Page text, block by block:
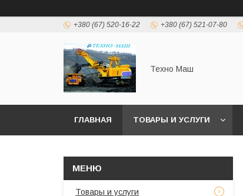
+380 (67) 520-16-22 +380 (67) 521-07-80
Техно Маш
ГЛАВНАЯ ТОВАРЫ И УСЛУГИ
Товары и услуги